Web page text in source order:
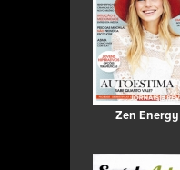
Zen Energy